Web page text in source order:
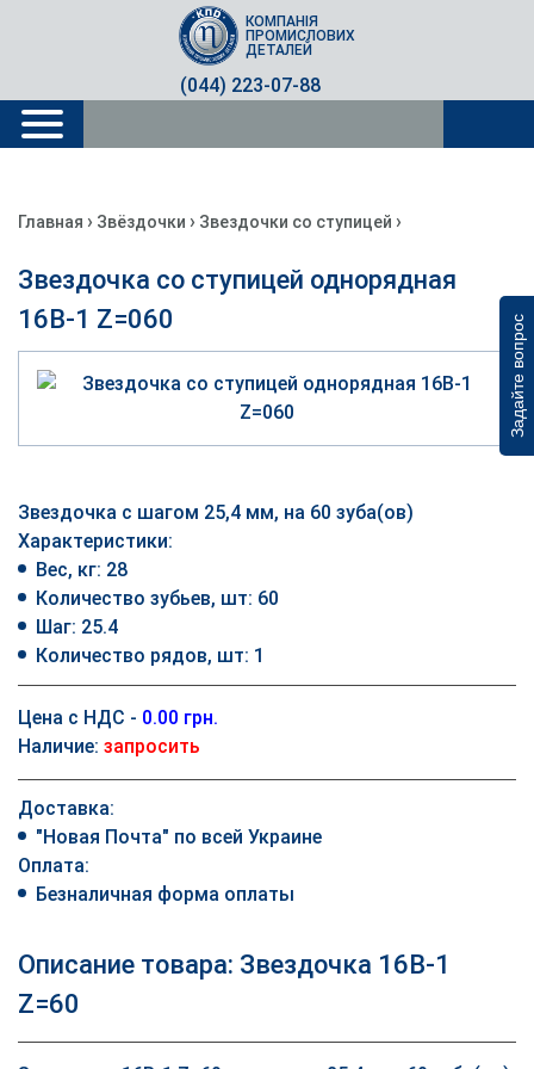
Задайте вопрос
(044) 223-07-88
КОМПАНІЯ
ПРОМИСЛОВИХ
ДЕТАЛЕЙ
Главная › Звёздочки › Звездочки со ступицей ›
Звездочка со ступицей однорядная
16B-1 Z=060
Звездочка с шагом 25,4 мм, на 60 зуба(ов)
Характеристики:
Вес, кг: 28
Количество зубьев, шт: 60
Шаг: 25.4
Количество рядов, шт: 1
Цена с НДС - 0.00 грн.
Наличие: запросить
Доставка:
"Новая Почта" по всей Украине
Оплата:
Безналичная форма оплаты
Описание товара: Звездочка 16B-1
Z=60